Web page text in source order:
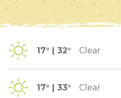
17° | 32° Clear
17° | 33° Clear